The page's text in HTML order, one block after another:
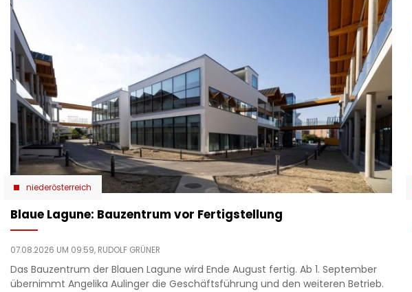
niederösterreich
Blaue Lagune: Bauzentrum vor Fertigstellung
07.08.2026 UM 09:59, RUDOLF GRÜNER
Das Bauzentrum der Blauen Lagune wird Ende August fertig. Ab 1. September
übernimmt Angelika Aulinger die Geschäftsführung und den weiteren Betrieb.